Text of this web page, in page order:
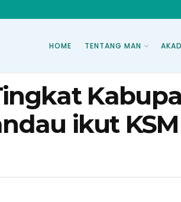
HOME TENTANG MAN
ikut